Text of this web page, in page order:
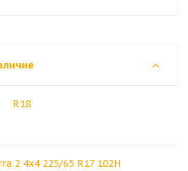
R18
2 4x4 225/65 R17 102H